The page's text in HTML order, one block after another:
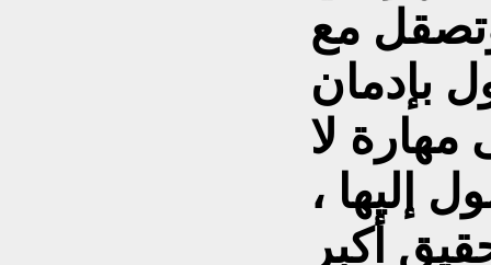
مع
بإدمان
مهارة لا
إليها ،
أكبر